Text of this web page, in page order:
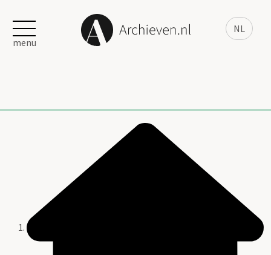
NL
menu